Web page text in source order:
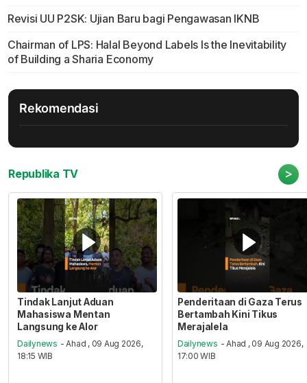
Revisi UU P2SK: Ujian Baru bagi Pengawasan IKNB
Chairman of LPS: Halal Beyond Labels Is the Inevitability
of Building a Sharia Economy
Rekomendasi
Republika TV >
Tindak Lanjut Aduan
Mahasiswa Mentan
Langsung ke Alor
Dailynews - Ahad , 09 Aug 2026,
18:15 WIB
Penderitaan di Gaza Terus
Bertambah Kini Tikus
Merajalela
Dailynews - Ahad , 09 Aug 2026,
17:00 WIB